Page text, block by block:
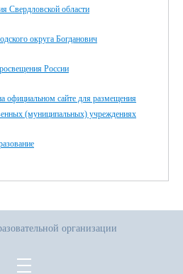
Свердловской области
округа Богданович
России
сайте для размещения
(муниципальных) учреждениях
организации